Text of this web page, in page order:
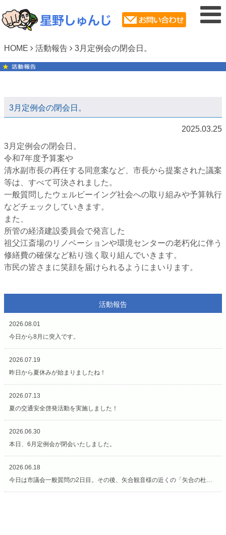
HOME 活動報告 3月定例会の閉会日。
3月定例会の閉会日。
2025.03.25
3月定例会の閉会日。
令和7年度予算案や
清水副市長の再任する同意案など、市長から提案された議案
等は、すべて可決されました。
一般質問したウェルビーイング社会への取り組みや予算執行
などチェックしていきます。
また、
所管の経済建設委員会で発言した
祖父江斎場のリノベーションや環境センターの老朽化に伴う
修繕費の確保など粘り強く取り組んでいきます。
市民の皆さまに笑顔を届けられるようにまいります。
活動報告
2026.08.01
今日から8月に突入です。
2026.07.19
昨日から夏休みが始まりましたね！
2026.07.13
夏の交通安全啓発活動を実施しました！
2026.06.30
本日、6月定例会が閉会いたしました。
2026.06.18
今日は市議会一般質問の2日目。その後、矢合観音様の近くの「矢合の杜」へ。